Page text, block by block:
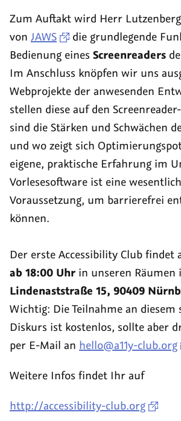
Zum Auftakt wird Herr
von JAWS
die grundlegende
Bedienung eines Screenreaders
Im Anschluss knöpfen wir uns
Webprojekte der anwesenden
stellen diese auf den
sind die Stärken und Schwächen
und wo zeigt sich
eigene, praktische Erfahrung im
Vorlesesoftware ist eine
Voraussetzung, um barrierefrei
können.
Der erste Accessibility Club findet
ab 18:00 Uhr in unseren Räumen
Lindenaststraße 15, 90409
Wichtig: Die Teilnahme an diesem
Diskurs ist kostenlos, sollte aber
per E-Mail an hello@a11y-club.org
Weitere Infos findet Ihr auf
http://accessibility-club.org